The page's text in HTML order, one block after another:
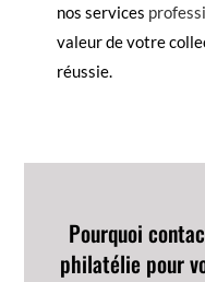
nos services
valeur de votre
réussie.
Pourquoi
philatélie pour